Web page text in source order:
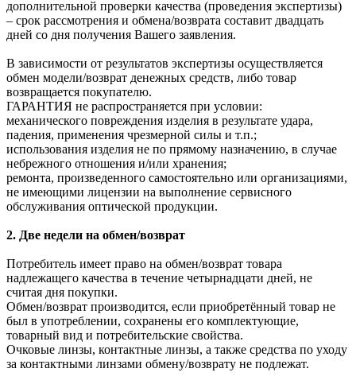
дополнительной проверки качества (проведения экспертизы)
– срок рассмотрения и обмена/возврата составит двадцать
дней со дня получения Вашего заявления.
В зависимости от результатов экспертизы осуществляется
обмен модели/возврат денежных средств, либо товар
возвращается покупателю.
ГАРАНТИЯ не распространяется при условии:
механического повреждения изделия в результате удара,
падения, применения чрезмерной силы и т.п.;
использования изделия не по прямому назначению, в случае
небрежного отношения и/или хранения;
ремонта, произведенного самостоятельно или организациями,
не имеющими лицензии на выполнение сервисного
обслуживания оптической продукции.
2. Две недели на обмен/возврат
Потребитель имеет право на обмен/возврат товара
надлежащего качества в течение четырнадцати дней, не
считая дня покупки.
Обмен/возврат производится, если приобретённый товар не
был в употреблении, сохранены его комплектующие,
товарный вид и потребительские свойства.
Очковые линзы, контактные линзы, а также средства по уходу
за контактными линзами обмену/возврату не подлежат.